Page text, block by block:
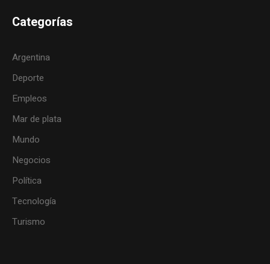
Categorías
Argentina
Deporte
Empleos
Mar de plata
Mundo
Negocios
Política
Tecnología
Turismo